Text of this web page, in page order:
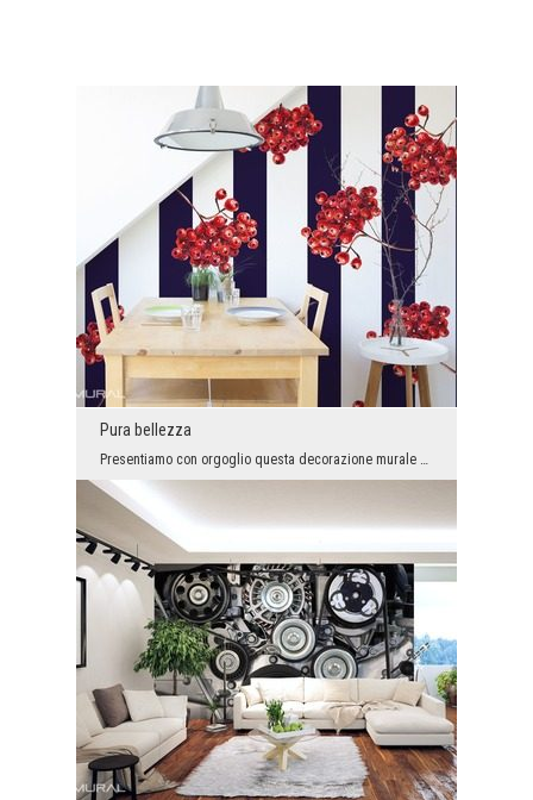
Pura bellezza
Presentiamo con orgoglio questa decorazione murale unica. Ecco un carta da parati, che è stato cr...